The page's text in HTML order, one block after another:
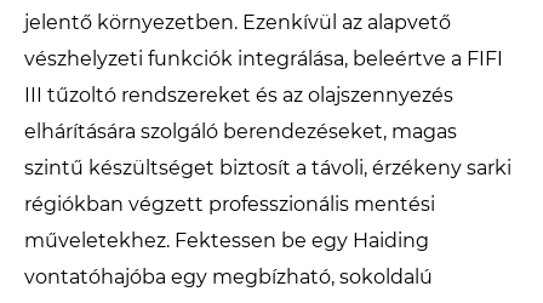
jelentő környezetben. Ezenkívül az alapvető
vészhelyzeti funkciók integrálása, beleértve a FIFI
III tűzoltó rendszereket és az olajszennyezés
elhárítására szolgáló berendezéseket, magas
szintű készültséget biztosít a távoli, érzékeny sarki
régiókban végzett professzionális mentési
műveletekhez. Fektessen be egy Haiding
vontatóhajóba egy megbízható, sokoldalú